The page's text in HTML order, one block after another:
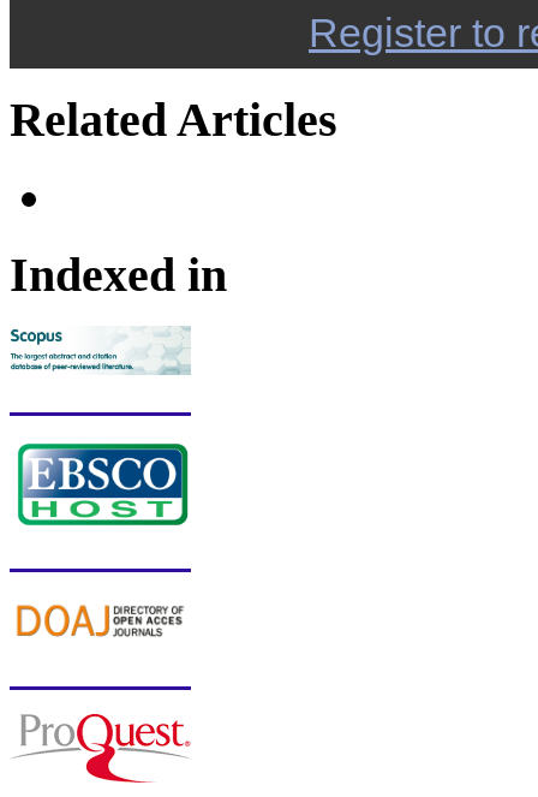
Register to
Related Articles
Indexed in